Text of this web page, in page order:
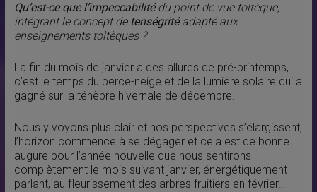
Qu’est-ce que l’impeccabilitédu point de vue toltèque,
intégrant le concept de tenségritéadapté aux
enseignements toltèques ?
La fin du mois de janvier a des allures de pré-printemps,
c’est le temps du perce-neige et de la lumière solaire qui a
gagné sur la ténèbre hivernale de décembre.
Nous y voyons plus clair et nos perspectives s’élargissent,
l’horizon commence à se dégager et cela est de bonne
augure pour l’année nouvelle que nous sentirons
complètement le mois suivant janvier, énergétiquement
parlant, au fleurissement des arbres fruitiers en février…